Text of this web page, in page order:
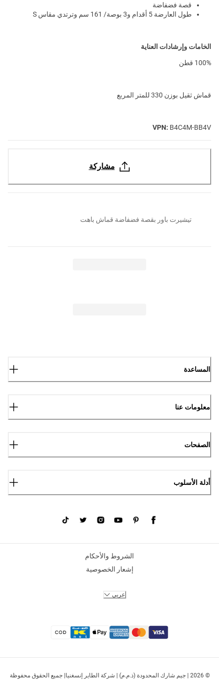
قصة فضفاضة
طول العارضة 5 أقدام و3 بوصة/ 161 سم وترتدي مقاس S
الخامات وإرشادات العناية
100% قطن
قماش ثقيل بوزن 330 للمتر المربع
VPN: B4C4M-BB4V
مشاركة
تيشيرت باور بقصة فضفاضة قماش باهت
المساعدة
معلومات عنا
الصفحات
أدلة الأسلوب
© 2026 | جيم شارك المحدودة (ذ.م.م) | شركة الطاير إنسغنيا| جميع الحقوق محفوظة
الشروط والأحكام
إشعار الخصوصية
عربي